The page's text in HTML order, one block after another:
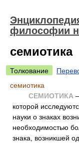
философии
семиотика
Толкование
семиотика
СЕМИОТИКА
которой
науки о знаках
необходимостью
знака, возникшей